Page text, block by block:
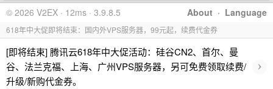
About · Language
© 2026 V2EX · 12ms · 3.9.8.5
618年中大促即将结束：国内外VPS服务器，99元起，续费代金券
[即将结束] 腾讯云618年中大促活动：硅谷CN2、首尔、曼
谷、法兰克福、上海、广州VPS服务器，另可免费领取续费/
升级/新购代金券。
›